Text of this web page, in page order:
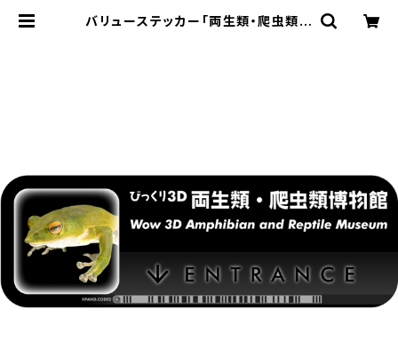
バリューステッカー「両生類・爬虫類博